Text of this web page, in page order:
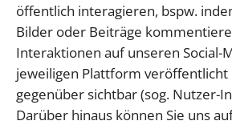
öffentlich interagieren, bspw.
Bilder oder Beiträge
Interaktionen auf unseren Social-
jeweiligen Plattform veröffentlicht
gegenüber sichtbar (sog. Nutzer-
Darüber hinaus können Sie uns